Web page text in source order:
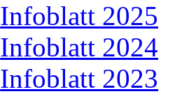
Infoblatt 2025
Infoblatt 2024
Infoblatt 2023